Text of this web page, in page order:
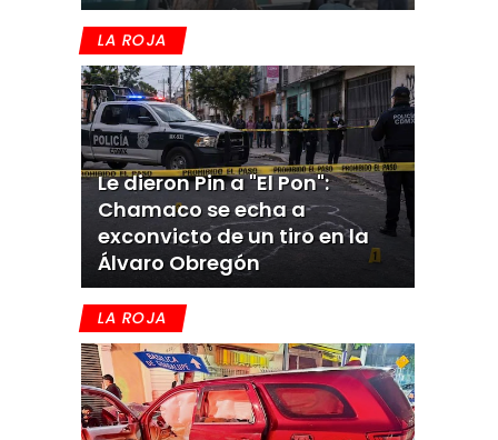
LA ROJA
Le dieron Pin a "El Pon":
Chamaco se echa a
exconvicto de un tiro en la
Álvaro Obregón
LA ROJA